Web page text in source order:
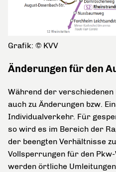
Grafik: © KVV
Änderungen für den
Während der verschiedenen
auch zu Änderungen bzw.
Individualverkehr. Für
so wird es im Bereich der
der beengten Verhältnisse
Vollsperrungen für den
werden örtliche